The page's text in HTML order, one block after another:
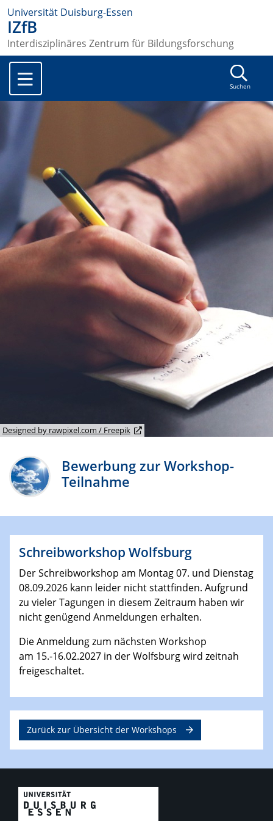
Universität Duisburg-Essen
IZfB
Interdisziplinäres Zentrum für Bildungsforschung
Suchen
Designed by rawpixel.com / Freepik
Bewerbung zur Workshop-
Teilnahme
Schreibworkshop Wolfsburg
Der Schreibworkshop am Montag 07. und Dienstag
08.09.2026 kann leider nicht stattfinden. Aufgrund
zu vieler Tagungen in diesem Zeitraum haben wir
nicht genügend Anmeldungen erhalten.
Die Anmeldung zum nächsten Workshop
am 15.-16.02.2027 in der Wolfsburg wird zeitnah
freigeschaltet.
Zurück zur Übersicht der Workshops